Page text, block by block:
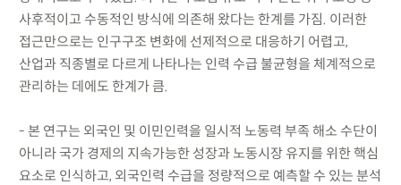
사후적이고 수동적인 방식에 의존해 왔다는 한계를 가짐. 이러한
접근만으로는 인구구조 변화에 선제적으로 대응하기 어렵고,
산업과 직종별로 다르게 나타나는 인력 수급 불균형을 체계적으로
관리하는 데에도 한계가 큼.
- 본 연구는 외국인 및 이민인력을 일시적 노동력 부족 해소 수단이
아니라 국가 경제의 지속가능한 성장과 노동시장 유지를 위한 핵심
요소로 인식하고, 외국인력 수급을 정량적으로 예측할 수 있는 분석